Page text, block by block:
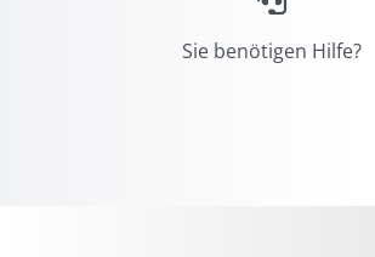
Sie benötigen Hilfe?